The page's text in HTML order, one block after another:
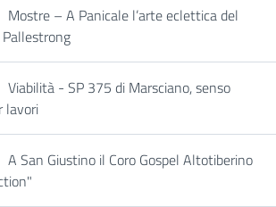
Mostre – A Panicale l’arte eclettica del
Viabilità - SP 375 di Marsciano, senso
lavori
A San Giustino il Coro Gospel Altotiberino